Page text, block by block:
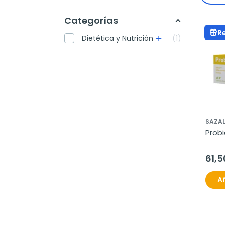
Categorías
Dietética y Nutrición 1